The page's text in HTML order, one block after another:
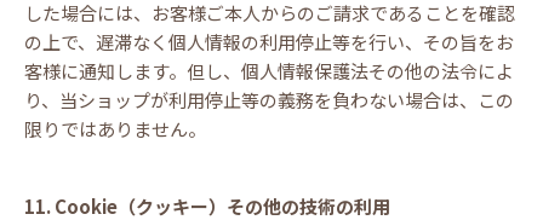
した場合には、お客様ご本人からのご請求であることを確認
の上で、遅滞なく個人情報の利用停止等を行い、その旨をお
客様に通知します。但し、個人情報保護法その他の法令によ
り、当ショップが利用停止等の義務を負わない場合は、この
限りではありません。
11. Cookie（クッキー）その他の技術の利用